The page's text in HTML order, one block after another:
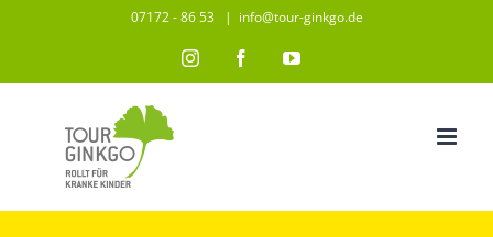
07172 - 86 53 | info@tour-ginkgo.de
InstagramFacebookYouTube